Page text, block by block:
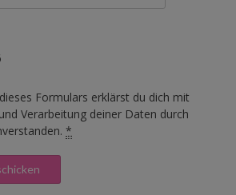
Formulars erklärst du dich mit
Verarbeitung deiner Daten durch
*